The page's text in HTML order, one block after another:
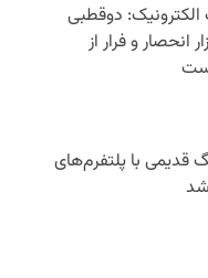
دوقطبی
انحصار و فرار از
با پلتفرم‌های
شد